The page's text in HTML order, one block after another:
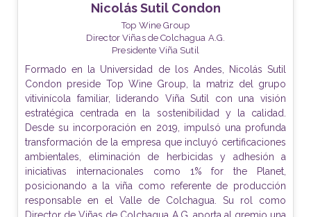
Nicolás Sutil Condon
Top Wine Group
Director Viñas de Colchagua A.G.
Presidente Viña Sutil
Formado en la Universidad de los Andes, Nicolás Sutil
Condon preside Top Wine Group, la matriz del grupo
vitivinícola familiar, liderando Viña Sutil con una visión
estratégica centrada en la sostenibilidad y la calidad.
Desde su incorporación en 2019, impulsó una profunda
transformación de la empresa que incluyó certificaciones
ambientales, eliminación de herbicidas y adhesión a
iniciativas internacionales como 1% for the Planet,
posicionando a la viña como referente de producción
responsable en el Valle de Colchagua. Su rol como